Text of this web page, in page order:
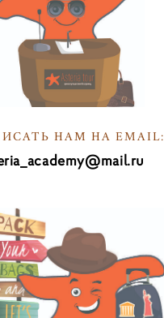
НАМ НА EMAIL: